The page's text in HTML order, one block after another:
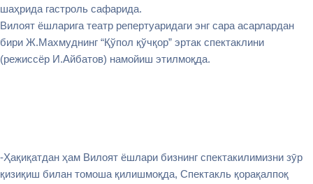
шаҳрида гастроль сафарида.
Вилоят ёшларига театр репертуаридаги энг сара асарлардан
бири Ж.Махмуднинг “Қўпол қўчқор” эртак спектаклини
(режиссёр И.Айбатов) намойиш этилмоқда.
-Ҳақиқатдан ҳам Вилоят ёшлари бизнинг спектакилимизни зӯр
қизиқиш билан томоша қилишмоқда, Спектакль қорақалпоқ